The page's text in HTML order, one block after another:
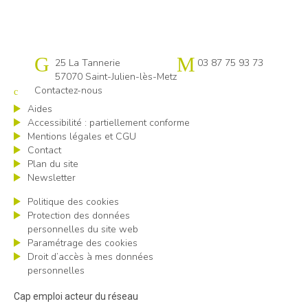
Cap emploi 57
25 La Tannerie
57070 Saint-Julien-lès-Metz
03 87 75 93 73
Contactez-nous
Aides
Accessibilité : partiellement conforme
Mentions légales et CGU
Contact
Plan du site
Newsletter
Politique des cookies
Protection des données
personnelles du site web
Paramétrage des cookies
Droit d’accès à mes données
personnelles
Cap emploi acteur du réseau